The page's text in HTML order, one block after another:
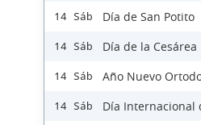
14 Sáb Día de San Potito
14 Sáb Día de la Cesárea
14 Sáb Año Nuevo
14 Sáb Día Internacional